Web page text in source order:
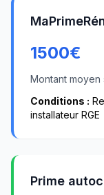
1500€
Montant
Conditions :
installateur RGE
Prime